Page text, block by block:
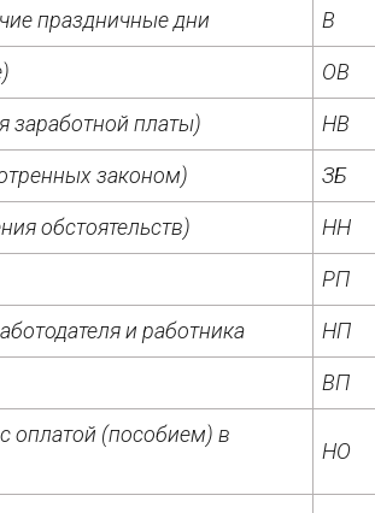
праздничные дни В
ОВ
заработной платы) НВ
законом) ЗБ
обстоятельств) НН
РП
и работника НП
ВП
оплатой (пособием) в
НО